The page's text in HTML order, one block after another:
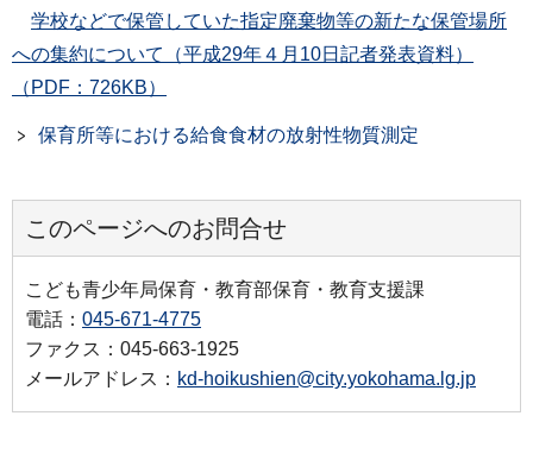
学校などで保管していた指定廃棄物等の新たな保管場所
への集約について（平成29年４月10日記者発表資料）
（PDF：726KB）
保育所等における給食食材の放射性物質測定
このページへのお問合せ
こども青少年局保育・教育部保育・教育支援課
電話： 045-671-4775
ファクス：045-663-1925
メールアドレス： kd-hoikushien@city.yokohama.lg.jp